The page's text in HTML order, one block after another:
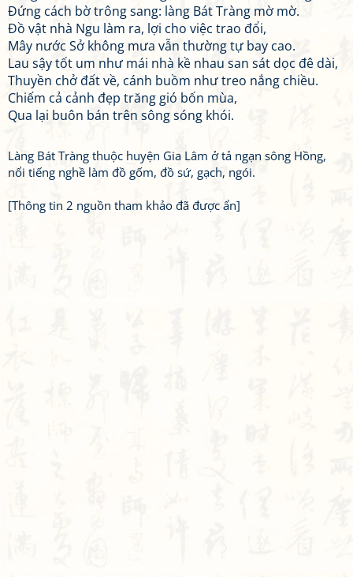
Đứng cách bờ trông sang: làng Bát Tràng mờ mờ.
Đồ vật nhà Ngu làm ra, lợi cho việc trao đổi,
Mây nước Sở không mưa vẫn thường tự bay cao.
Lau sậy tốt um như mái nhà kề nhau san sát dọc đê dài,
Thuyền chở đất về, cánh buồm như treo nắng chiều.
Chiếm cả cảnh đẹp trăng gió bốn mùa,
Qua lại buôn bán trên sông sóng khói.
Làng Bát Tràng thuộc huyện Gia Lâm ở tả ngạn sông Hồng,
nổi tiếng nghề làm đồ gốm, đồ sứ, gạch, ngói.
[Thông tin 2 nguồn tham khảo đã được ẩn]